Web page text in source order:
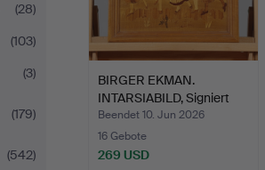
(28)
(103)
(3)
(179)
(542)
BIRGER EKMAN.
INTARSIABILD, Signiert
sowie…
Beendet 10. Jun 2026
16 Gebote
269 USD